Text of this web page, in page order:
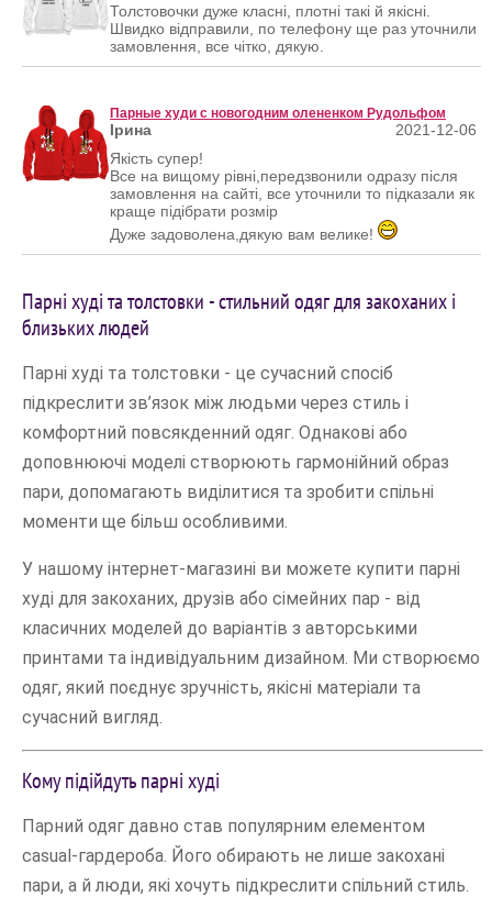
Толстовочки дуже класні, плотні такі й якісні.
Швидко відправили, по телефону ще раз уточнили
замовлення, все чітко, дякую.
Парные худи с новогодним олененком Рудольфом
Ірина
2021-12-06
Якість супер!
Все на вищому рівні,передзвонили одразу після
замовлення на сайті, все уточнили то підказали як
краще підібрати розмір
Дуже задоволена,дякую вам велике!
Парні худі та толстовки - стильний одяг для закоханих і
близьких людей
Парні худі та толстовки - це сучасний спосіб
підкреслити зв’язок між людьми через стиль і
комфортний повсякденний одяг. Однакові або
доповнюючі моделі створюють гармонійний образ
пари, допомагають виділитися та зробити спільні
моменти ще більш особливими.
У нашому інтернет-магазині ви можете купити парні
худі для закоханих, друзів або сімейних пар - від
класичних моделей до варіантів з авторськими
принтами та індивідуальним дизайном. Ми створюємо
одяг, який поєднує зручність, якісні матеріали та
сучасний вигляд.
Кому підійдуть парні худі
Парний одяг давно став популярним елементом
casual-гардероба. Його обирають не лише закохані
пари, а й люди, які хочуть підкреслити спільний стиль.